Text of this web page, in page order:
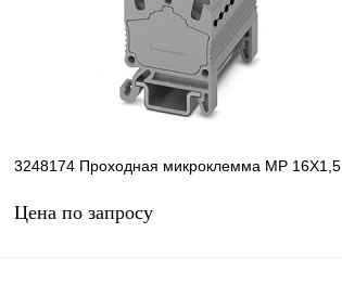
Под заказ
3248174 Проходная микроклемма MP 16X1,5
Цена по запросу